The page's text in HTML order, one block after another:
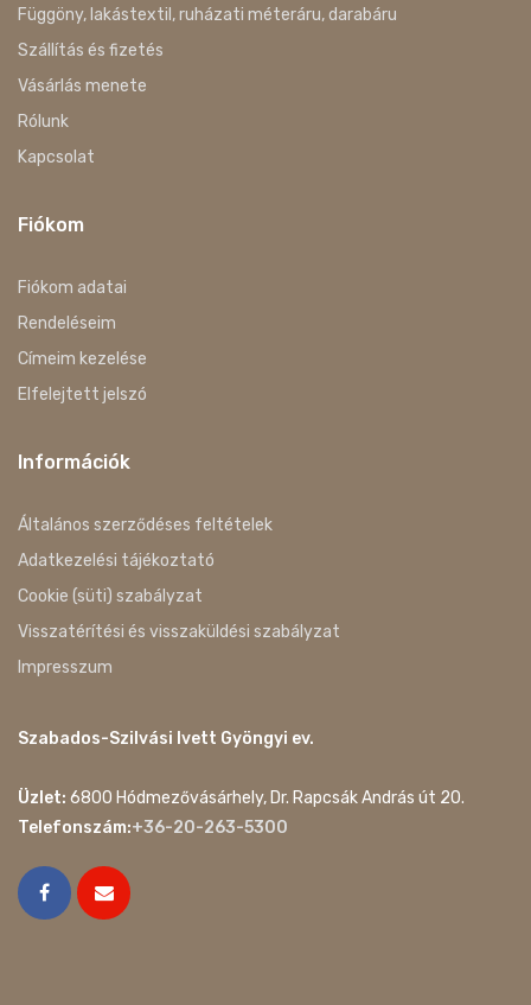
Függöny, lakástextil, ruházati méteráru, darabáru
Szállítás és fizetés
Vásárlás menete
Rólunk
Kapcsolat
Fiókom
Fiókom adatai
Rendeléseim
Címeim kezelése
Elfelejtett jelszó
Információk
Általános szerződéses feltételek
Adatkezelési tájékoztató
Cookie (süti) szabályzat
Visszatérítési és visszaküldési szabályzat
Impresszum
Szabados-Szilvási Ivett Gyöngyi ev.
Üzlet: 6800 Hódmezővásárhely, Dr. Rapcsák András út 20.
Telefonszám:+36-20-263-5300